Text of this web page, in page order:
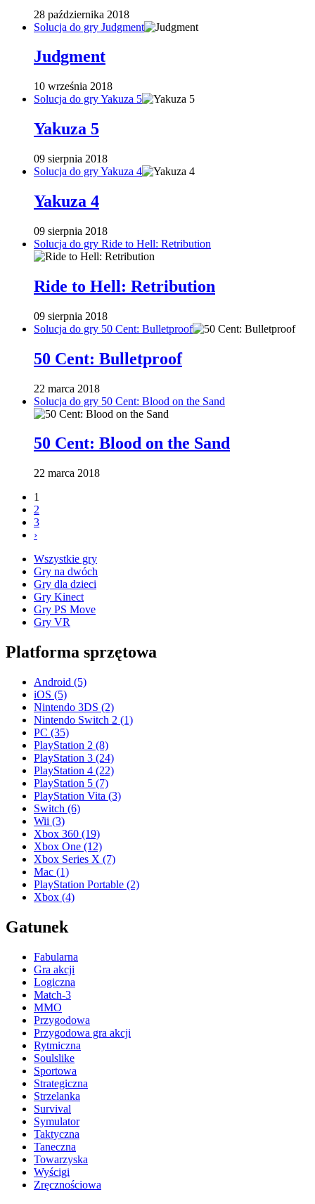
28 października 2018
Solucja do gry Judgment
Judgment
10 września 2018
Solucja do gry Yakuza 5
Yakuza 5
09 sierpnia 2018
Solucja do gry Yakuza 4
Yakuza 4
09 sierpnia 2018
Solucja do gry Ride to Hell: Retribution
Ride to Hell: Retribution
09 sierpnia 2018
Solucja do gry 50 Cent: Bulletproof
50 Cent: Bulletproof
22 marca 2018
Solucja do gry 50 Cent: Blood on the Sand
50 Cent: Blood on the Sand
22 marca 2018
1
2
3
›
Wszystkie gry
Gry na dwóch
Gry dla dzieci
Gry Kinect
Gry PS Move
Gry VR
Platforma sprzętowa
Android (5)
iOS (5)
Nintendo 3DS (2)
Nintendo Switch 2 (1)
PC (35)
PlayStation 2 (8)
PlayStation 3 (24)
PlayStation 4 (22)
PlayStation 5 (7)
PlayStation Vita (3)
Switch (6)
Wii (3)
Xbox 360 (19)
Xbox One (12)
Xbox Series X (7)
Mac (1)
PlayStation Portable (2)
Xbox (4)
Gatunek
Fabularna
Gra akcji
Logiczna
Match-3
MMO
Przygodowa
Przygodowa gra akcji
Rytmiczna
Soulslike
Sportowa
Strategiczna
Strzelanka
Survival
Symulator
Taktyczna
Taneczna
Towarzyska
Wyścigi
Zręcznościowa